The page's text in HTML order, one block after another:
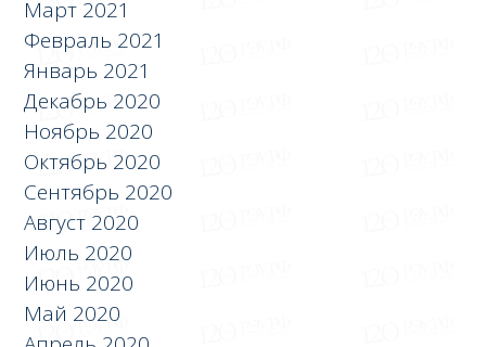
Март 2021
Февраль 2021
Январь 2021
Декабрь 2020
Ноябрь 2020
Октябрь 2020
Сентябрь 2020
Август 2020
Июль 2020
Июнь 2020
Май 2020